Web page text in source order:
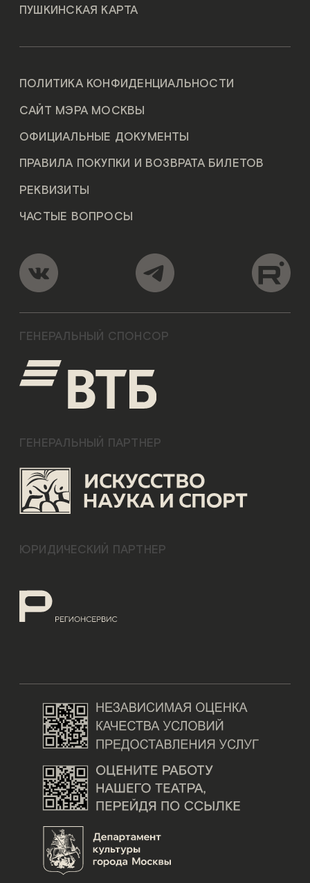
ПУШКИНСКАЯ КАРТА
ГЕНЕРАЛЬНЫЙ СПОНСОР
ГЕНЕРАЛЬНЫЙ ПАРТНЕР
ЮРИДИЧЕСКИЙ ПАРТНЕР
ПОЛИТИКА КОНФИДЕНЦИАЛЬНОСТИ
САЙТ МЭРА МОСКВЫ
ОФИЦИАЛЬНЫЕ ДОКУМЕНТЫ
ПРАВИЛА ПОКУПКИ И ВОЗВРАТА БИЛЕТОВ
РЕКВИЗИТЫ
ЧАСТЫЕ ВОПРОСЫ